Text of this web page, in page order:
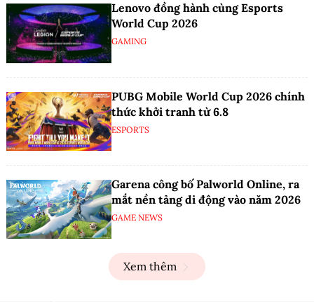
Lenovo đồng hành cùng Esports
World Cup 2026
GAMING
PUBG Mobile World Cup 2026 chính
thức khởi tranh từ 6.8
ESPORTS
Garena công bố Palworld Online, ra
mắt nền tảng di động vào năm 2026
GAME NEWS
Xem thêm